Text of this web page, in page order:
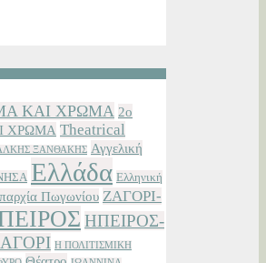
ΚΑΙ ΧΡΩΜΑ 2ο
ΧΡΩΜΑ Theatrical
ΞΑΝΘΑΚΗΣ Αγγελική
Ελλάδα Ελληνική
Πωγωνίου ΖΑΓΟΡΙ-
ΗΠΕΙΡΟΣ-
Η ΠΟΛΙΤΙΣΜΙΚΗ